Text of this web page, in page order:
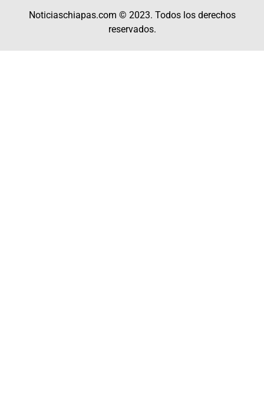
Noticiaschiapas.com © 2023. Todos los derechos
reservados.